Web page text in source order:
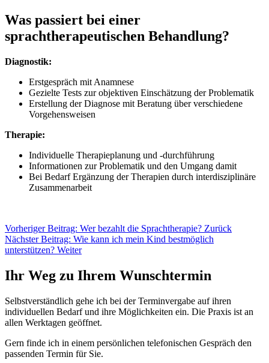
Was passiert bei einer
sprachtherapeutischen Behandlung?
Diagnostik:
Erstgespräch mit Anamnese
Gezielte Tests zur objektiven Einschätzung der Problematik
Erstellung der Diagnose mit Beratung über verschiedene
Vorgehensweisen
Therapie:
Individuelle Therapieplanung und -durchführung
Informationen zur Problematik und den Umgang damit
Bei Bedarf Ergänzung der Therapien durch interdisziplinäre
Zusammenarbeit
Vorheriger Beitrag: Wer bezahlt die Sprachtherapie? Zurück
Nächster Beitrag: Wie kann ich mein Kind bestmöglich
unterstützen? Weiter
Ihr Weg zu Ihrem Wunschtermin
Selbstverständlich gehe ich bei der Terminvergabe auf ihren
individuellen Bedarf und ihre Möglichkeiten ein. Die Praxis ist an
allen Werktagen geöffnet.
Gern finde ich in einem persönlichen telefonischen Gespräch den
passenden Termin für Sie.